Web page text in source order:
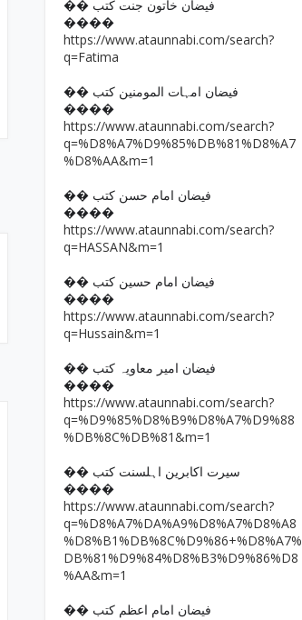
�� فیضان خاتون جنت کتب
����
https://www.ataunnabi.com/search?
q=Fatima
�� فیضان امہات المومنین کتب
����
https://www.ataunnabi.com/search?
q=%D8%A7%D9%85%DB%81%D8%A7
%D8%AA&m=1
�� فیضان امام حسن کتب
����
https://www.ataunnabi.com/search?
q=HASSAN&m=1
�� فیضان امام حسین کتب
����
https://www.ataunnabi.com/search?
q=Hussain&m=1
�� فیضان امیر معاویہ کتب
����
https://www.ataunnabi.com/search?
q=%D9%85%D8%B9%D8%A7%D9%88
%DB%8C%DB%81&m=1
�� سیرت اکابرین اہلسنت کتب
����
https://www.ataunnabi.com/search?
q=%D8%A7%DA%A9%D8%A7%D8%A8
%D8%B1%DB%8C%D9%86+%D8%A7%
DB%81%D9%84%D8%B3%D9%86%D8
%AA&m=1
�� فیضان امام اعظم کتب